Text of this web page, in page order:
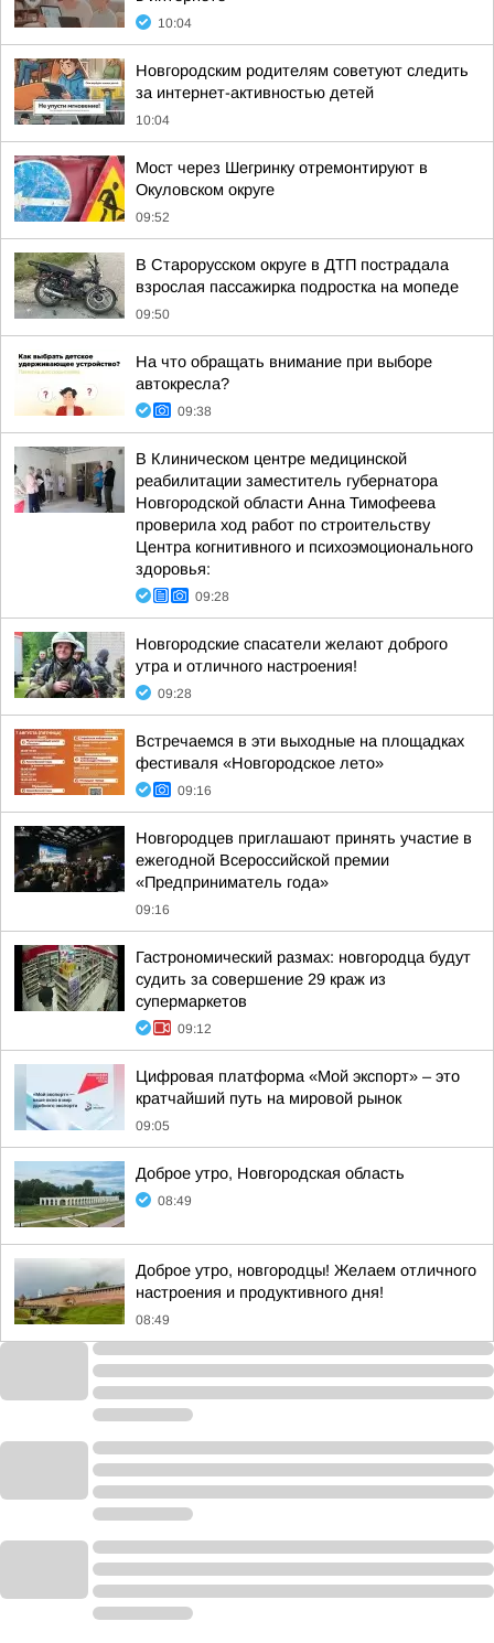
10:04
Новгородским родителям советуют следить
за интернет-активностью детей
10:04
Мост через Шегринку отремонтируют в
Окуловском округе
09:52
В Старорусском округе в ДТП пострадала
взрослая пассажирка подростка на мопеде
09:50
На что обращать внимание при выборе
автокресла?
09:38
В Клиническом центре медицинской
реабилитации заместитель губернатора
Новгородской области Анна Тимофеева
проверила ход работ по строительству
Центра когнитивного и психоэмоционального
здоровья:
09:28
Новгородские спасатели желают доброго
утра и отличного настроения!
09:28
Встречаемся в эти выходные на площадках
фестиваля «Новгородское лето»
09:16
Новгородцев приглашают принять участие в
ежегодной Всероссийской премии
«Предприниматель года»
09:16
Гастрономический размах: новгородца будут
судить за совершение 29 краж из
супермаркетов
09:12
Цифровая платформа «Мой экспорт» – это
кратчайший путь на мировой рынок
09:05
Доброе утро, Новгородская область
08:49
Доброе утро, новгородцы! Желаем отличного
настроения и продуктивного дня!
08:49